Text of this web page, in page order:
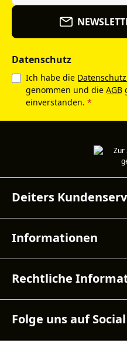
Datenschutz
Ich habe die
genommen und die AGB
einverstanden. *
Deiters
Informationen
Rechtliche
Folge uns auf